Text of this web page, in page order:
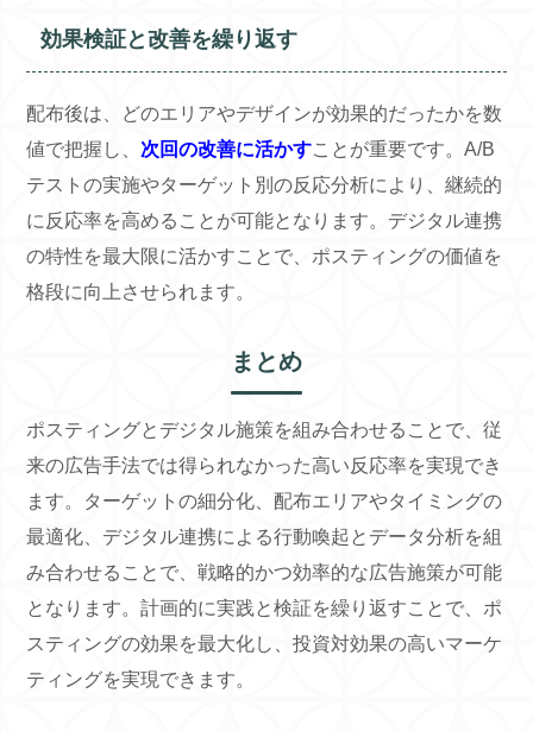
効果検証と改善を繰り返す
配布後は、どのエリアやデザインが効果的だったかを数
値で把握し、 次回の改善に活かすことが重要です。A/B
テストの実施やターゲット別の反応分析により、継続的
に反応率を高めることが可能となります。デジタル連携
の特性を最大限に活かすことで、ポスティングの価値を
格段に向上させられます。
まとめ
ポスティングとデジタル施策を組み合わせることで、従
来の広告手法では得られなかった高い反応率を実現でき
ます。ターゲットの細分化、配布エリアやタイミングの
最適化、デジタル連携による行動喚起とデータ分析を組
み合わせることで、戦略的かつ効率的な広告施策が可能
となります。計画的に実践と検証を繰り返すことで、ポ
スティングの効果を最大化し、投資対効果の高いマーケ
ティングを実現できます。